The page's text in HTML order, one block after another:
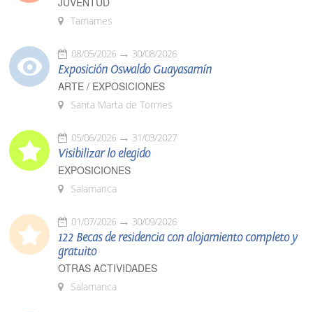
Tamames
08/05/2026 30/08/2026
Exposición Oswaldo Guayasamín
ARTE / EXPOSICIONES
Santa Marta de Tormes
05/06/2026 31/03/2027
Visibilizar lo elegido
EXPOSICIONES
Salamanca
01/07/2026 30/09/2026
122 Becas de residencia con alojamiento completo y
gratuito
OTRAS ACTIVIDADES
Salamanca